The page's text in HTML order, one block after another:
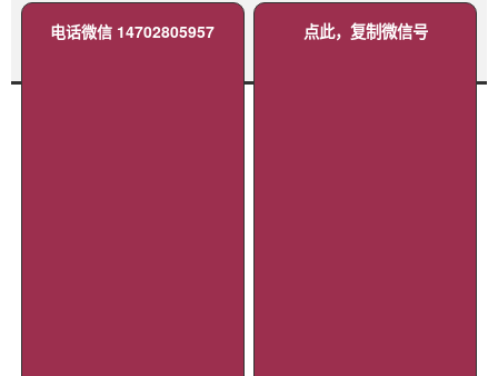
电话微信 14702805957 点此，复制微信号